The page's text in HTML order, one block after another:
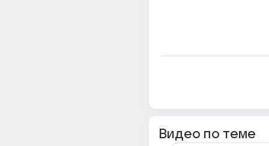
Видео по теме